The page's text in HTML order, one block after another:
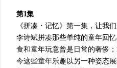
第1集
《拼凑・记忆》第一集，让我
李诗斌拼凑那些单纯的童年回
食和童年玩意曾是日常的奢侈
今这些童年乐趣以另一种姿态